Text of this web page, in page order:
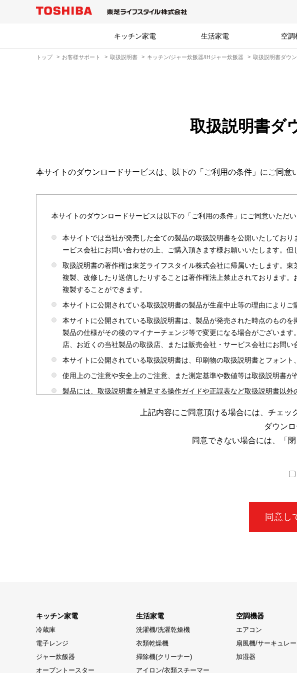
キッチン家電 生活家電 空調
トップ お客様サポート 取扱説明書 キッチン/ジャー炊飯器/IHジャー炊飯器 取扱説明書ダウ
取扱説明書ダ
本サイトのダウンロードサービスは、以下の「ご利用の条件」にご同意
本サイトのダウンロードサービスは以下の「ご利用の条件」にご同意いただ
本サイトでは当社が発売した全ての製品の取扱説明書を公開いたしてお
ービス会社にお問い合わせの上、ご購入頂きます様お願いいたします。
取扱説明書の著作権は東芝ライフスタイル株式会社に帰属いたします。
複製、改修したり送信したりすることは著作権法上禁止されております
複製することができます。
本サイトに公開されている取扱説明書の製品が生産中止等の理由により
本サイトに公開されている取扱説明書は、製品が発売された時点のもの
製品の仕様がその後のマイナーチェンジ等で変更になる場合がございま
店、お近くの当社製品の取扱店、または販売会社・サービス会社にお問い
本サイトに公開されている取扱説明書は、印刷物の取扱説明書とフォント
使用上のご注意や安全上のご注意、また測定基準や数値等は取扱説明書
製品には、取扱説明書を補足する操作ガイドや正誤表など取扱説明書以
本サイトのサービスは予告なく中止または内容を変更する場合がござい
場合がありますのであらかじめご了承ください。
上記内容にご同意頂ける場合には、チェ
ダウン
同意できない場合には、「
キッチン家電
冷蔵庫
電子レンジ
ジャー炊飯器
オーブントースター
生活家電
洗濯機/洗濯乾燥機
衣類乾燥機
掃除機(クリーナー)
アイロン/衣類スチーマー
空調機器
エアコン
扇風機/サーキュレ
加湿器